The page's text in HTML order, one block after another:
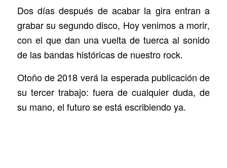
Dos días después de acabar la gira entran a
grabar su segundo disco, Hoy venimos a morir,
con el que dan una vuelta de tuerca al sonido
de las bandas históricas de nuestro rock.
Otoño de 2018 verá la esperada publicación de
su tercer trabajo: fuera de cualquier duda, de
su mano, el futuro se está escribiendo ya.